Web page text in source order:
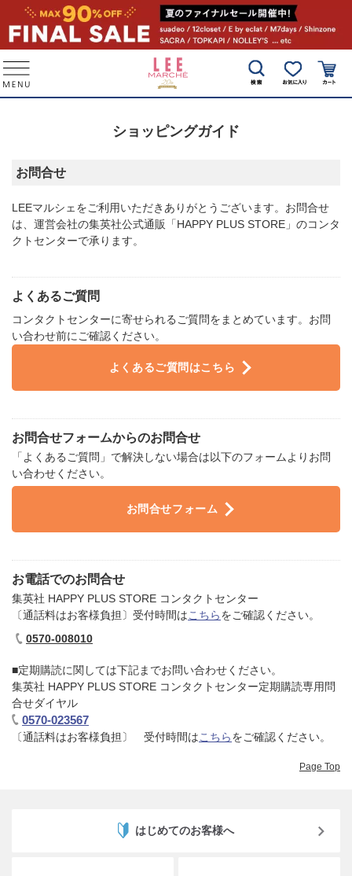
ショッピングガイド
お問合せ
LEEマルシェ をご利用いただきありがとうございます。お問合せ
は、運営会社の集英社公式通販「HAPPY PLUS STORE」のコンタ
クトセンターで承ります。
よくあるご質問
コンタクトセンターに寄せられるご質問をまとめています。お問
い合わせ前にご確認ください。​
よくあるご質問はこちら
お問合せフォームからのお問合せ
「よくあるご質問」で解決しない場合は以下のフォームよりお問
い合わせください。​
お問合せフォーム
お電話でのお問合せ
集英社 HAPPY PLUS STORE コンタクトセンター
〔通話料はお客様負担〕受付時間はこちらをご確認ください。
0570-008010
■定期購読に関しては下記までお問い合わせください。​
集英社 HAPPY PLUS STORE コンタクトセンター定期購読専用問
合せダイヤル​
0570-023567
〔通話料はお客様負担〕 受付時間はこちらをご確認ください。​
Page Top
はじめてのお客様へ